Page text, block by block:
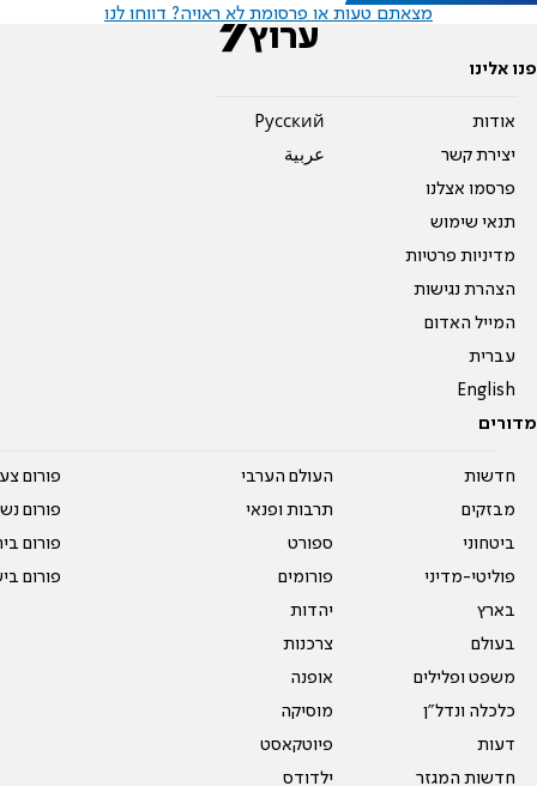
מצאתם טעות או פרסומת לא ראויה? דווחו לנו
פנו אלינו
אודות
יצירת קשר
פרסמו אצלנו
תנאי שימוש
מדיניות פרטיות
הצהרת נגישות
המייל האדום
עברית
English
Pусский
عربية
מדורים
חדשות
מבזקים
ביטחוני
פוליטי-מדיני
בארץ
בעולם
משפט ופלילים
כלכלה ונדל"ן
דעות
חדשות המגזר
העולם הערבי
תרבות ופנאי
ספורט
פורומים
יהדות
צרכנות
אופנה
מוסיקה
פיוטקאסט
ילדודס
פורום
פורום
פורום
פורום